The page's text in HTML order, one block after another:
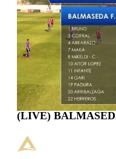
(LIVE)